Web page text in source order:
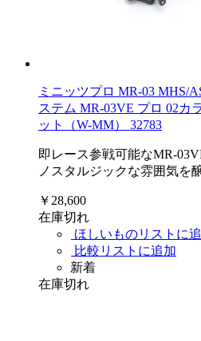
ミニッツプロ MR-03 MHS/
ステム MR-03VE プロ 02カ
ット（W-MM） 32783
即レース参戦可能なMR-
ノスタルジックな雰囲気を
￥28,600
在庫切れ
ほしいものリストに
比較リストに追加
新着
在庫切れ